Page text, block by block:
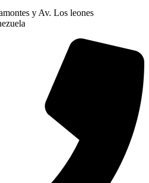
y Av. Los leones